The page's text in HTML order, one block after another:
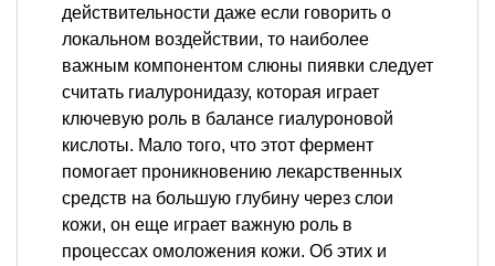
действительности даже если говорить о
локальном воздействии, то наиболее
важным компонентом слюны пиявки следует
считать гиалуронидазу, которая играет
ключевую роль в балансе гиалуроновой
кислоты. Мало того, что этот фермент
помогает проникновению лекарственных
средств на большую глубину через слои
кожи, он еще играет важную роль в
процессах омоложения кожи. Об этих и